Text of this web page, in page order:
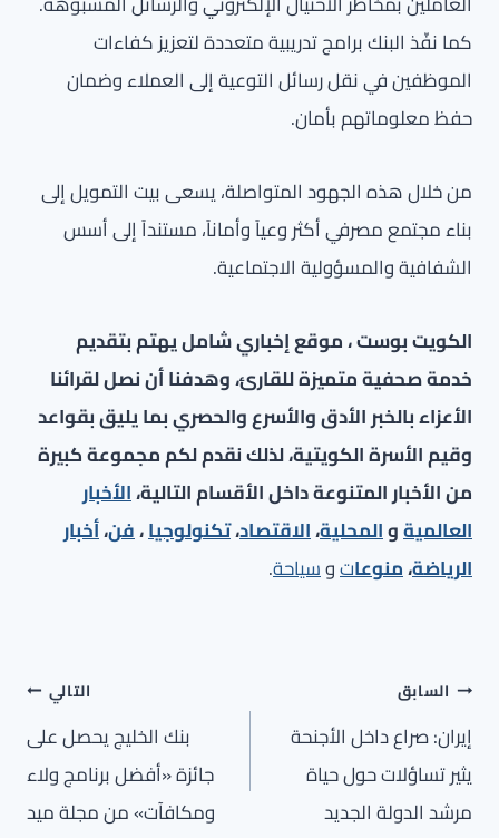
كما نفّذ البنك برامج تدريبية متعددة لتعزيز كفاءات
الموظفين في نقل رسائل التوعية إلى العملاء وضمان
حفظ معلوماتهم بأمان.
من خلال هذه الجهود المتواصلة، يسعى بيت التمويل إلى
بناء مجتمع مصرفي أكثر وعياً وأماناً، مستنداً إلى أسس
الشفافية والمسؤولية الاجتماعية.
الكويت بوست ، موقع إخباري شامل يهتم بتقديم
خدمة صحفية متميزة للقارئ، وهدفنا أن نصل لقرائنا
الأعزاء بالخبر الأدق والأسرع والحصري بما يليق بقواعد
وقيم الأسرة الكويتية، لذلك نقدم لكم مجموعة كبيرة
من الأخبار المتنوعة داخل الأقسام التالية،الأخبار
العالميةوالمحلية،الاقتصاد،تكنولوجيا،فن،أخبار
الرياضة،منوعاتوسياحة.
تصفّح
المقالات
السابق
إيران: صراع داخل الأجنحة
يثير تساؤلات حول حياة
مرشد الدولة الجديد
التالي
بنك الخليج يحصل على
جائزة «أفضل برنامج ولاء
ومكافآت» من مجلة ميد